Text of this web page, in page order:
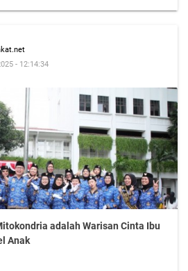
- 12:14:34
adalah Warisan Cinta Ibu
Anak